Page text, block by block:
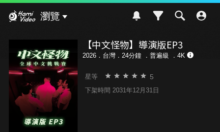
瀏覽
【中文怪物】導演版EP3
2026．台灣．24分鐘 ． 普遍級 ．4K
星等 5
下架時間 2031年12月31日